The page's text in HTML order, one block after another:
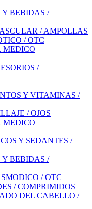
Y BEBIDAS /
/ AMPOLLAS
/ OTC
MEDICO
/
Y VITAMINAS /
/ OJOS
MEDICO
Y SEDANTES /
Y BEBIDAS /
/ OTC
/ COMPRIMIDOS
DEL CABELLO /